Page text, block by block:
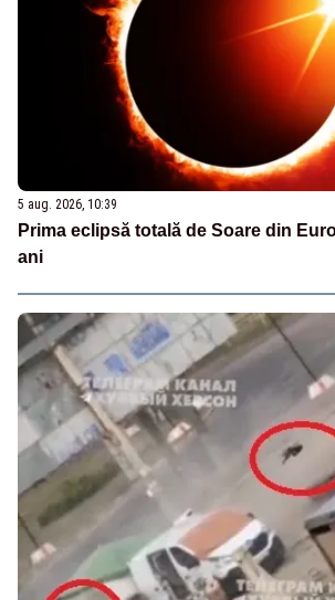
5 aug. 2026, 10:39
Prima eclipsă totală de Soare din
ani